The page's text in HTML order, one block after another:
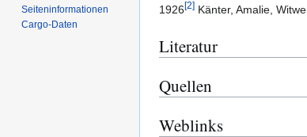
1926[2] Känter, Amalie, Witwe
Literatur
Quellen
Weblinks
Seiten­­informationen
Cargo-Daten